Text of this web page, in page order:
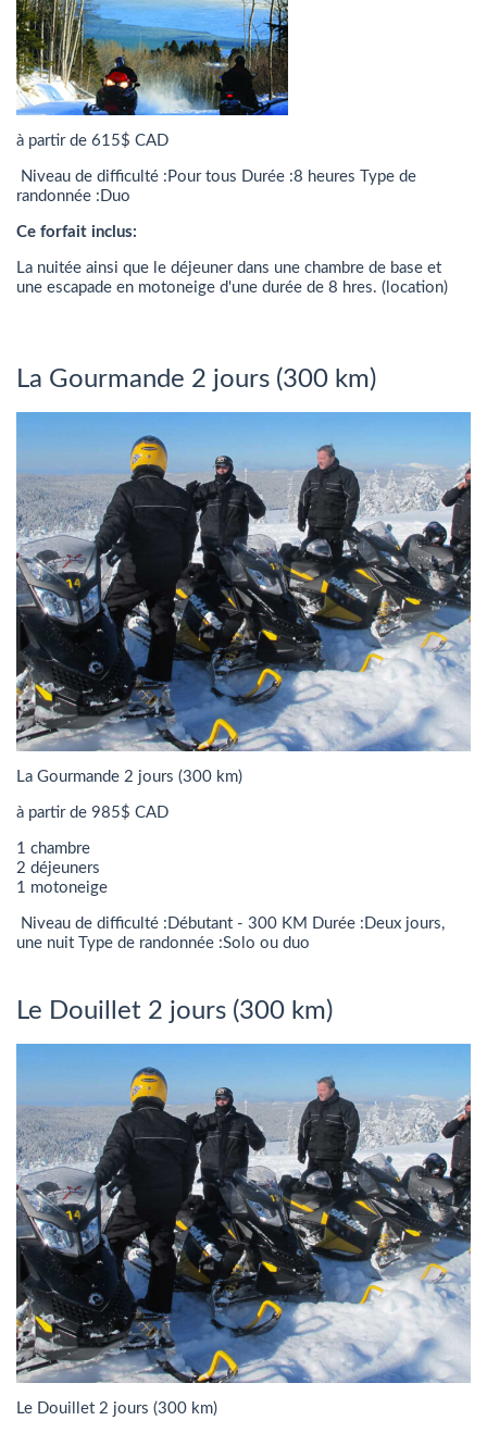
à partir de 615$ CAD
Niveau de difficulté :Pour tous Durée :8 heures Type de
randonnée :Duo
Ce forfait inclus:
La nuitée ainsi que le déjeuner dans une chambre de base et
une escapade en motoneige d'une durée de 8 hres. (location)
La Gourmande 2 jours (300 km)
La Gourmande 2 jours (300 km)
à partir de 985$ CAD
1 chambre
2 déjeuners
1 motoneige
Niveau de difficulté :Débutant - 300 KM Durée :Deux jours,
une nuit Type de randonnée :Solo ou duo
Le Douillet 2 jours (300 km)
Le Douillet 2 jours (300 km)